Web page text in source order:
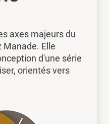
axes majeurs du
Elle
d'une série
orientés vers